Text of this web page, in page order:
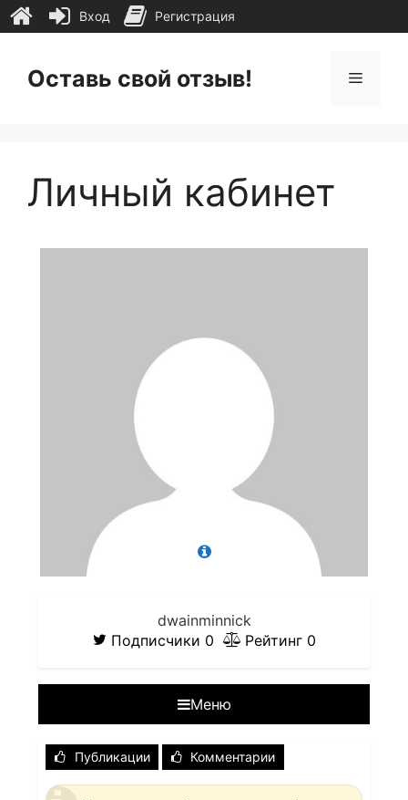
содержимому
Оставь свой отзыв! Меню
Личный кабинет
dwainminnick
Подписчики 0 Рейтинг 0
Меню
Публикации Комментарии
Вход Регистрация